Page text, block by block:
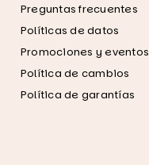
Preguntas frecuentes
Políticas de datos
Promociones y eventos
Política de cambios
Política de garantías